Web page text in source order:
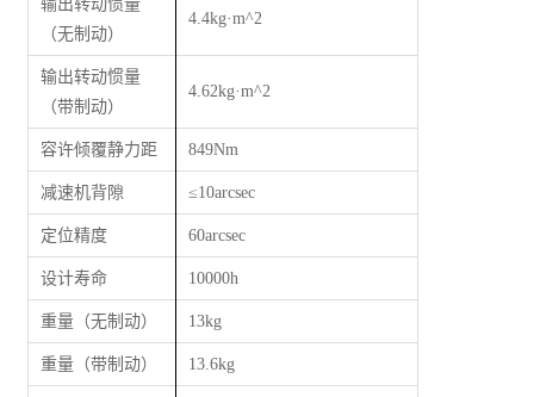
输出转动惯量
（无制动）
4.4kg·m^2
输出转动惯量
（带制动）
4.62kg·m^2
容许倾覆静力距 849Nm
减速机背隙 ≤10arcsec
定位精度 60arcsec
设计寿命 10000h
重量（无制动） 13kg
重量（带制动） 13.6kg